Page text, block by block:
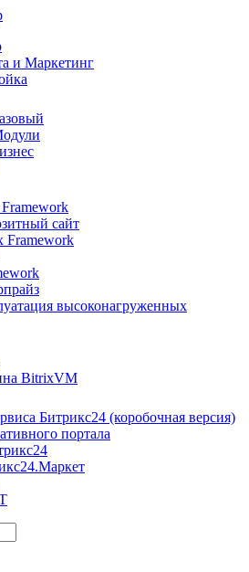
и Маркетинг
сайт
Framework
высоконагруженных
BitrixVM
Битрикс24 (коробочная версия)
портала